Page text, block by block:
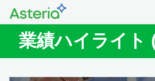
業績ハイライト